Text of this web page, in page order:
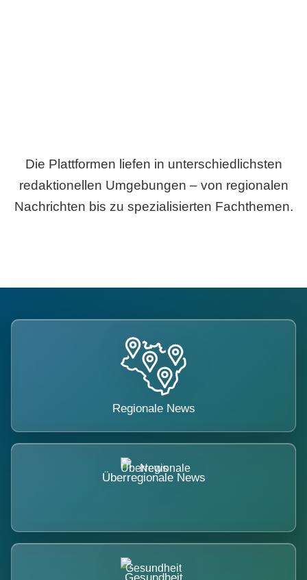
Die Plattformen liefen in unterschiedlichsten
redaktionellen Umgebungen – von regionalen
Nachrichten bis zu spezialisierten Fachthemen.
Regionale News
Überregionale News